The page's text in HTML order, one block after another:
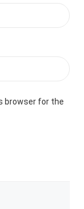
browser for the